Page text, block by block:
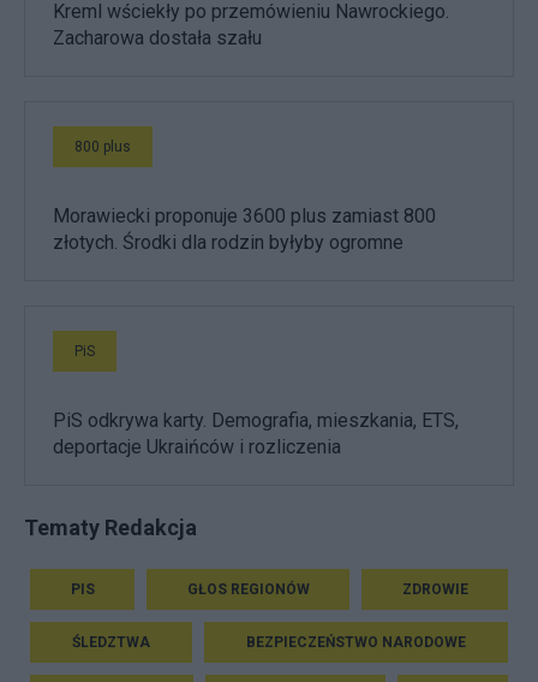
Kreml wściekły po przemówieniu Nawrockiego.
Zacharowa dostała szału
800 plus
Morawiecki proponuje 3600 plus zamiast 800
złotych. Środki dla rodzin byłyby ogromne
PiS
PiS odkrywa karty. Demografia, mieszkania, ETS,
deportacje Ukraińców i rozliczenia
Tematy Redakcja
PIS GŁOS REGIONÓW ZDROWIE
ŚLEDZTWA BEZPIECZEŃSTWO NARODOWE